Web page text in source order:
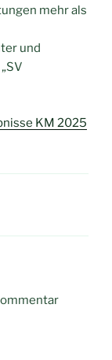
mehr als
und
KM 2025